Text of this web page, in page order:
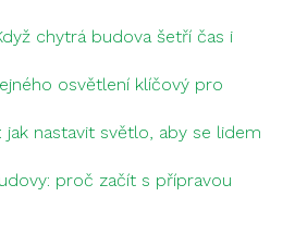
chytrá budova šetří čas i
osvětlení klíčový pro
jak nastavit světlo, aby se lidem
proč začít s přípravou